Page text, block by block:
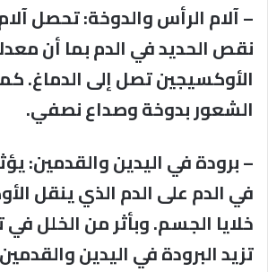
– آلام الرأس والدوخة: تحصل
نقص الحديد في الدم بما أن
الأوكسيجين تصل إلى الدماغ.
الشعور بدوخة وصداع نصفي.
– برودة في اليدين والقدمين:
في الدم على الدم الذي ينقل
خلايا الجسم. وبأثر من الخلل في
تزيد البرودة في اليدين